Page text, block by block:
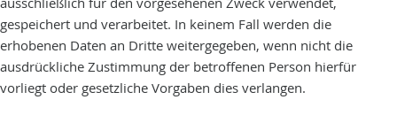
gespeichert und verarbeitet. In keinem Fall werden die
erhobenen Daten an Dritte weitergegeben, wenn nicht die
ausdrückliche Zustimmung der betroffenen Person hierfür
vorliegt oder gesetzliche Vorgaben dies verlangen.